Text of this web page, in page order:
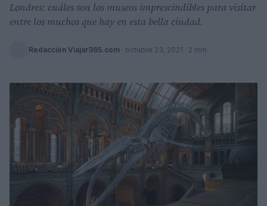
Londres: cuáles son los museos imprescindibles para visitar
entre los muchos que hay en esta bella ciudad.
Redacción Viajar365.com · octubre 23, 2021 · 2 min